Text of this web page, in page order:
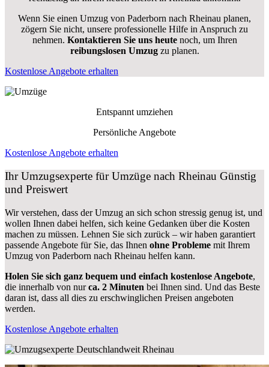
Wenn Sie einen Umzug von Paderborn nach Rheinau planen,
zögern Sie nicht, unsere professionelle Hilfe in Anspruch zu
nehmen. Kontaktieren Sie uns heutenoch, um Ihren
reibungslosen Umzugzu planen.
Kostenlose Angebote erhalten
Entspannt umziehen
Persönliche Angebote
Kostenlose Angebote erhalten
Ihr Umzugsexperte für Umzüge nach Rheinau Günstig
und Preiswert
Wir verstehen, dass der Umzug an sich schon stressig genug ist, und
wollen Ihnen dabei helfen, sich keine Gedanken über die Kosten
machen zu müssen. Lehnen Sie sich zurück – wir haben garantiert
passende Angebote für Sie, das Ihnen ohne Probleme mit Ihrem
Umzug von Paderborn nach Rheinau helfen kann.
Holen Sie sich ganz bequem und einfach kostenlose Angebote,
die innerhalb von nurca. 2 Minuten bei Ihnen sind. Und das Beste
daran ist, dass all dies zu erschwinglichen Preisen angeboten
werden.
Kostenlose Angebote erhalten